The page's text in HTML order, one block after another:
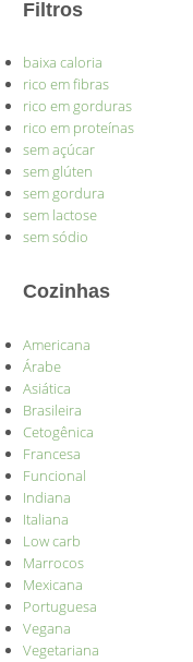
Filtros
baixa caloria
rico em fibras
rico em gorduras
rico em proteínas
sem açúcar
sem glúten
sem gordura
sem lactose
sem sódio
Cozinhas
Americana
Árabe
Asiática
Brasileira
Cetogênica
Francesa
Funcional
Indiana
Italiana
Low carb
Marrocos
Mexicana
Portuguesa
Vegana
Vegetariana